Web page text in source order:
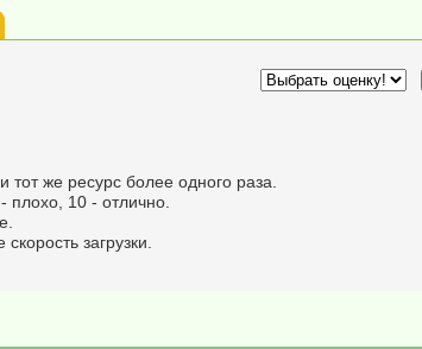
тот же ресурс более одного раза.
10 - отлично.
загрузки.